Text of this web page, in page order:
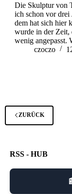
Die Skulptur von
ich schon vor drei
dem hat sich hier
wurde in der Zeit,
wenig angepasst.
czoczo
ZURÜCK
RSS - HUB